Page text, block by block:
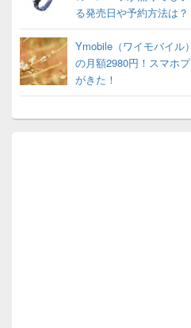
る発売日や予約方法は？
Ymobile（ワイモバイル
の月額2980円！スマホ
がきた！